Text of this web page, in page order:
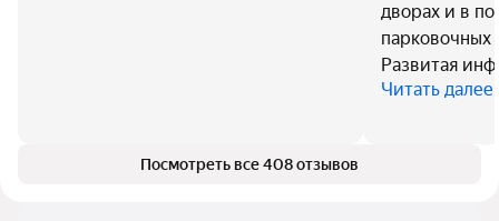
дворах и в
Развитая
Читать далее
Посмотреть все 408 отзывов